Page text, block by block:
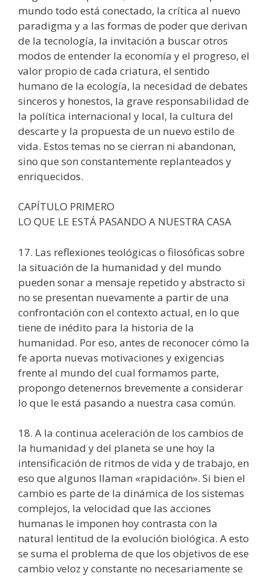
mundo todo está conectado, la crítica al nuevo
paradigma y a las formas de poder que derivan
de la tecnología, la invitación a buscar otros
modos de entender la economía y el progreso, el
valor propio de cada criatura, el sentido
humano de la ecología, la necesidad de debates
sinceros y honestos, la grave responsabilidad de
la política internacional y local, la cultura del
descarte y la propuesta de un nuevo estilo de
vida. Estos temas no se cierran ni abandonan,
sino que son constantemente replanteados y
enriquecidos.
CAPÍTULO PRIMERO
LO QUE LE ESTÁ PASANDO A NUESTRA CASA
17. Las reflexiones teológicas o filosóficas sobre
la situación de la humanidad y del mundo
pueden sonar a mensaje repetido y abstracto si
no se presentan nuevamente a partir de una
confrontación con el contexto actual, en lo que
tiene de inédito para la historia de la
humanidad. Por eso, antes de reconocer cómo la
fe aporta nuevas motivaciones y exigencias
frente al mundo del cual formamos parte,
propongo detenernos brevemente a considerar
lo que le está pasando a nuestra casa común.
18. A la continua aceleración de los cambios de
la humanidad y del planeta se une hoy la
intensificación de ritmos de vida y de trabajo, en
eso que algunos llaman «rapidación». Si bien el
cambio es parte de la dinámica de los sistemas
complejos, la velocidad que las acciones
humanas le imponen hoy contrasta con la
natural lentitud de la evolución biológica. A esto
se suma el problema de que los objetivos de ese
cambio veloz y constante no necesariamente se